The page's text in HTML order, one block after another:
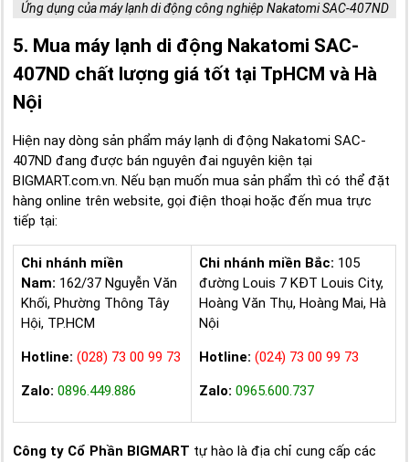
Ứng dụng của máy lạnh di động công nghiệp Nakatomi SAC-407ND
5. Mua máy lạnh di động Nakatomi SAC-
407ND chất lượng giá tốt tại TpHCM và Hà
Nội
Hiện nay dòng sản phẩm máy lạnh di động Nakatomi SAC-
407ND đang được bán nguyên đai nguyên kiện tại
BIGMART.com.vn. Nếu bạn muốn mua sản phẩm thì có thể đặt
hàng online trên website, gọi điện thoại hoặc đến mua trực
tiếp tại:
Chi nhánh miền
Nam: 162/37 Nguyễn Văn
Khối, Phường Thông Tây
Hội, TP.HCM
Hotline: (028) 73 00 99 73
Zalo: 0896.449.886
Chi nhánh miền Bắc: 105
đường Louis 7 KĐT Louis City,
Hoàng Văn Thụ, Hoàng Mai, Hà
Nội
Hotline: (024) 73 00 99 73
Zalo: 0965.600.737
Công ty Cổ Phần BIGMART tự hào là địa chỉ cung cấp các